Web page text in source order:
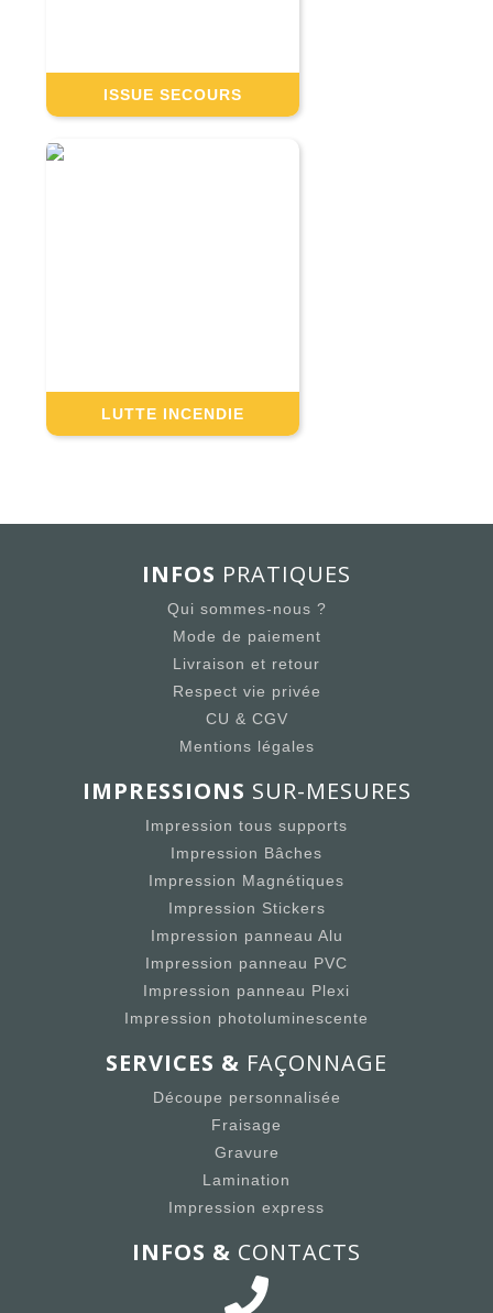
ISSUE SECOURS
LUTTE INCENDIE
INFOS PRATIQUES
Qui sommes-nous ?
Mode de paiement
Livraison et retour
Respect vie privée
CU & CGV
Mentions légales
IMPRESSIONS SUR-MESURES
Impression tous supports
Impression Bâches
Impression Magnétiques
Impression Stickers
Impression panneau Alu
Impression panneau PVC
Impression panneau Plexi
Impression photoluminescente
SERVICES & FAÇONNAGE
Découpe personnalisée
Fraisage
Gravure
Lamination
Impression express
INFOS & CONTACTS